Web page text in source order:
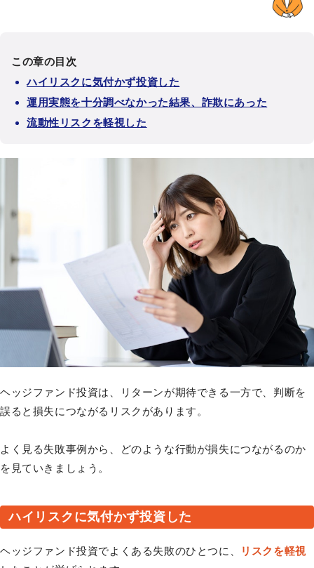
この章の目次
ハイリスクに気付かず投資した
運用実態を十分調べなかった結果、詐欺にあった
流動性リスクを軽視した
ヘッジファンド投資は、リターンが期待できる一方で、判断を
誤ると損失につながるリスクがあります。
よく見る失敗事例から、どのような行動が損失につながるのか
を見ていきましょう。
ハイリスクに気付かず投資した
ヘッジファンド投資でよくある失敗のひとつに、
リスクを軽視